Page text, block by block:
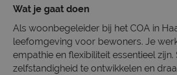
Wat je gaat doen
Als woonbegeleider bij het COA in
leefomgeving voor bewoners. Je
empathie en flexibiliteit essentieel
zelfstandigheid te ontwikkelen en